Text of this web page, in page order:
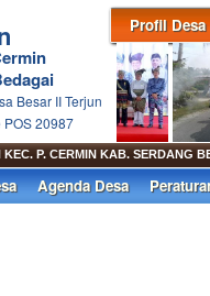
Profil Desa
Besar II Terjun
POS 20987
P. CERMIN KAB. SERDANG
Agenda Desa